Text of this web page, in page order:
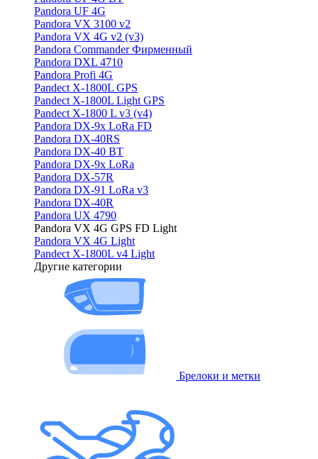
Pandora UF 4G
Pandora VX 3100 v2
Pandora VX 4G v2 (v3)
Pandora Commander Фирменный
Pandora DXL 4710
Pandora Profi 4G
Pandect X-1800L GPS
Pandect X-1800L Light GPS
Pandect X-1800 L v3 (v4)
Pandora DX-9x LoRa FD
Pandora DX-40RS
Pandora DX-40 BT
Pandora DX-9x LoRa
Pandora DX-57R
Pandora DX-91 LoRa v3
Pandora DX-40R
Pandora UX 4790
Pandora VX 4G GPS FD Light
Pandora VX 4G Light
Pandect X-1800L v4 Light
Другие категории
Брелоки и метки